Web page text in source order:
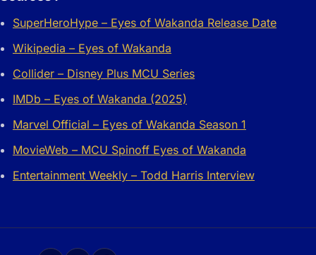
SuperHeroHype – Eyes of Wakanda Release Date
Wikipedia – Eyes of Wakanda
Collider – Disney Plus MCU Series
IMDb – Eyes of Wakanda (2025)
Marvel Official – Eyes of Wakanda Season 1
MovieWeb – MCU Spinoff Eyes of Wakanda
Entertainment Weekly – Todd Harris Interview